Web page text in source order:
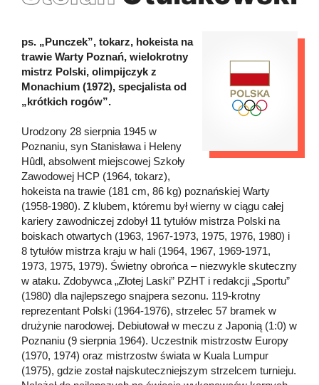
ps. „Punczek”, tokarz, hokeista na
trawie Warty Poznań, wielokrotny
mistrz Polski, olimpijczyk z
Monachium (1972), specjalista od
„krótkich rogów”.
Urodzony 28 sierpnia 1945 w
Poznaniu, syn Stanisława i Heleny
Hûdl, absolwent miejscowej Szkoły
Zawodowej HCP (1964, tokarz),
hokeista na trawie (181 cm, 86 kg) poznańskiej Warty
(1958-1980). Z klubem, któremu był wierny w ciągu całej
kariery zawodniczej zdobył 11 tytułów mistrza Polski na
boiskach otwartych (1963, 1967-1973, 1975, 1976, 1980) i
8 tytułów mistrza kraju w hali (1964, 1967, 1969-1971,
1973, 1975, 1979). Świetny obrońca – niezwykle skuteczny
w ataku. Zdobywca „Złotej Laski” PZHT i redakcji „Sportu”
(1980) dla najlepszego snajpera sezonu. 119-krotny
reprezentant Polski (1964-1976), strzelec 57 bramek w
drużynie narodowej. Debiutował w meczu z Japonią (1:0) w
Poznaniu (9 sierpnia 1964). Uczestnik mistrzostw Europy
(1970, 1974) oraz mistrzostw świata w Kuala Lumpur
(1975), gdzie został najskuteczniejszym strzelcem turnieju.